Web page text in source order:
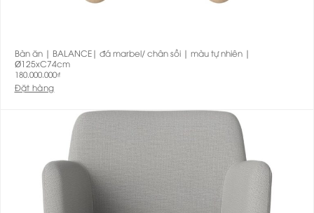
Bàn ăn | BALANCE| đá marbel/ chân sồi | màu tự nhiên |
Ø125xC74cm
180.000.000₫
Đặt hàng